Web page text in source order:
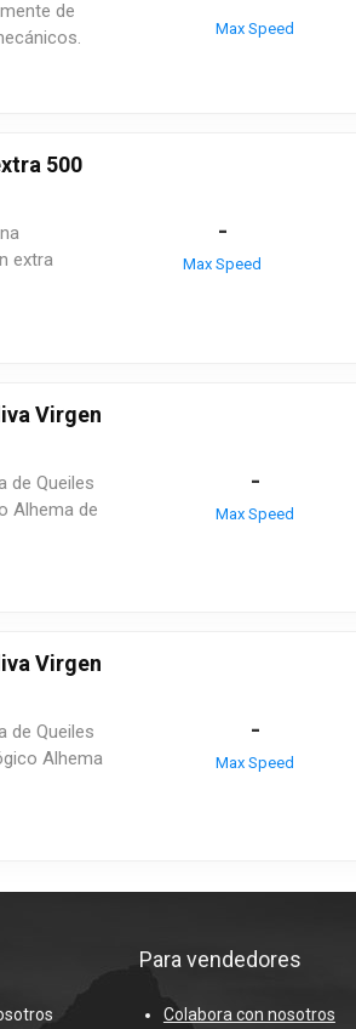
de
Max Speed
500
extra
-
Max Speed
Virgen
de Queiles
Alhema de
-
Max Speed
Virgen
de Queiles
Alhema
-
Max Speed
Para vendedores
Colabora con nosotros